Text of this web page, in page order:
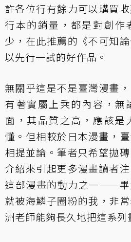
許各位行有餘力可以購買
行本的銷量，都是對創作
少，在此推薦的《不可知
以先行一試的好作品。
無關乎這是不是臺灣漫畫
有著實屬上乘的內容，無
面，其品質之高，應該是
懂。但相較於日本漫畫，
相提並論。筆者只希望拋
介紹來引起更多漫畫讀者
這部漫畫的動力之一——畢
就被海鱗子圈粉的我，非
洲老師能夠長久地把這系列